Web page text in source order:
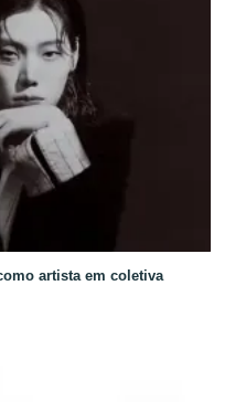
artista em coletiva